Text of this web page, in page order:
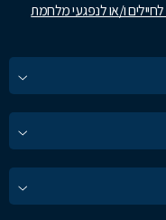
ו/או לנפגעי מלחמת